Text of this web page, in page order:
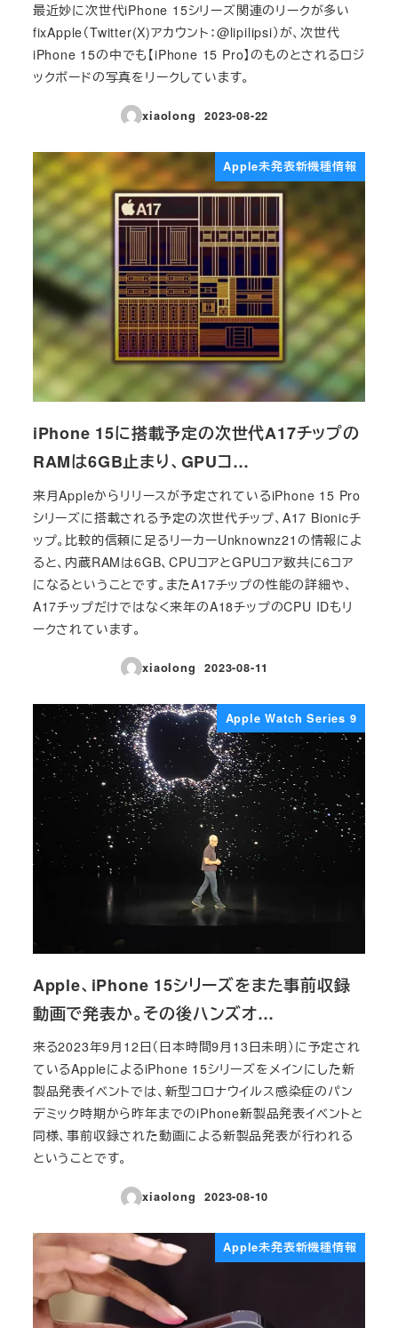
最近妙に次世代iPhone 15シリーズ関連のリークが多い
fixApple（Twitter(X)アカウント：@lipilipsi）が、次世代
iPhone 15の中でも【iPhone 15 Pro】のものとされるロジ
ックボードの写真をリークしています。
xiaolong
投稿日
2023-08-22
Apple未発表新機種情報
iPhone 15に搭載予定の次世代A17チップの
RAMは6GB止まり、GPUコ…
来月Appleからリリースが予定されているiPhone 15 Pro
シリーズに搭載される予定の次世代チップ、A17 Bionicチ
ップ。比較的信頼に足るリーカーUnknownz21の情報によ
ると、内蔵RAMは6GB、CPUコアとGPUコア数共に6コア
になるということです。またA17チップの性能の詳細や、
A17チップだけではなく来年のA18チップのCPU IDもリ
ークされています。
xiaolong
投稿日
2023-08-11
Apple Watch Series 9
Apple、iPhone 15シリーズをまた事前収録
動画で発表か。その後ハンズオ…
来る2023年9月12日（日本時間9月13日未明）に予定され
ているAppleによるiPhone 15シリーズをメインにした新
製品発表イベントでは、新型コロナウイルス感染症のパン
デミック時期から昨年までのiPhone新製品発表イベントと
同様、事前収録された動画による新製品発表が行われる
ということです。
xiaolong
投稿日
2023-08-10
Apple未発表新機種情報